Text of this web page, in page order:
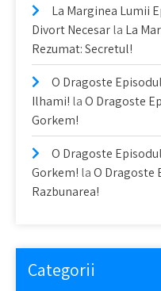
La Marginea Lumii
Divort Necesarla La
Rezumat: Secretul!
O Dragoste
Ilhami! laO Dragoste
Gorkem!
O Dragoste
Gorkem! laO Dragoste
Razbunarea!
Categorii